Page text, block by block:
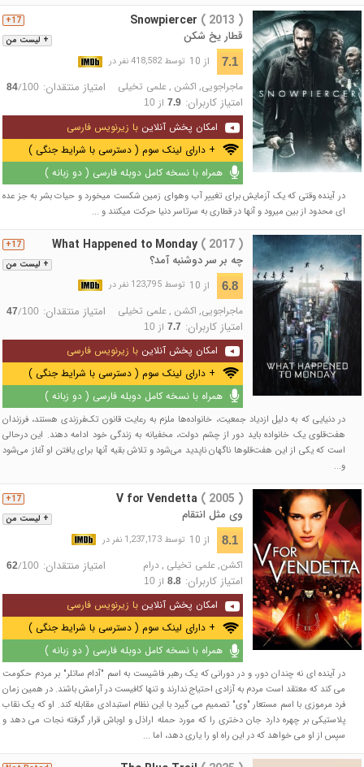
+ لیست من
17+ Snowpiercer ( 2013 )
قطار یخ شکن
7.1 از 10 توسط 418,582 نفر در
ماجراجویی, اکشن ,علمی تخیلی امتیاز منتقدان: 84/100
امتیاز کاربران: 7.9از 10
امکان پخش آنلاین با زیرنویس فارسی
+ دارای لینک سوم ( دسترسی با شرایط جنگی )
همراه با نسخه کامل دوبله فارسی ( دو زبانه )
در آینده وقتی که یک آزمایش برای تغییر آب وهوای زمین شکست میخورد و حیات بشر به جز عده
ای محدود از بین میرود و آنها در قطاری به سرتاسر دنیا حرکت میکنند و ...
+ لیست من
17+ What Happened to Monday ( 2017 )
چه بر سر دوشنبه آمد؟
6.8 از 10 توسط 123,795 نفر در
ماجراجویی, اکشن , علمی تخیلی امتیاز منتقدان: 47/100
امتیاز کاربران: 7.7از 10
امکان پخش آنلاین با زیرنویس فارسی
+ دارای لینک سوم ( دسترسی با شرایط جنگی )
همراه با نسخه کامل دوبله فارسی ( دو زبانه )
در دنیایی که به دلیل ازدیاد جمعیت، خانواده‌ها ملزم به رعایت قانون تک‌‍فرزندی هستند، فرزندان
هفت‌قلوی یک خانواده باید دور از چشم دولت، مخفیانه به زندگی خود ادامه دهند. این درحالی
است که یکی از این هفت‌قلوها ناگهان ناپدید می‌‎شود و تلاش بقیه آنها برای یافتن او آغاز می‌شود
و...
+ لیست من
17+ V for Vendetta ( 2005 )
وی مثل انتقام
8.1 از 10 توسط 1,237,173 نفر در
اکشن,علمی تخیلی ,درام امتیاز منتقدان: 62/100
امتیاز کاربران: 8.8از 10
امکان پخش آنلاین با زیرنویس فارسی
+ دارای لینک سوم ( دسترسی با شرایط جنگی )
همراه با نسخه کامل دوبله فارسی ( دو زبانه )
در آینده ای نه چندان دور، و در دورانی که یک رهبر فاشیست به اسم "آدام ساتلر" بر مردم حکومت
می کند که معتقد است مردم به آزادی احتیاج ندارند و تنها کافیست در آرامش باشند. در همین زمان
فرد مرموزی با اسم مستعار "وی" تصمیم می گیرد با این نظام استبدادی مقابله کند. او که یک نقاب
پلاستیکی بر چهره دارد جان دختری را که مورد حمله اراذل و اوباش قرار گرفته نجات می دهد و
سپس از او می خواهد که در این راه او را یاری دهد، اما ...